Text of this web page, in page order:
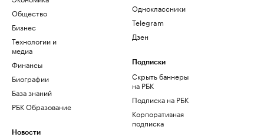
Общество
Бизнес
Технологии и
медиа
Финансы
Биографии
База знаний
РБК Образование
Новости
Одноклассники
Telegram
Дзен
Подписки
Скрыть баннеры
на РБК
Подписка на РБК
Корпоративная
подписка